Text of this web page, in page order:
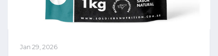
Jan 29, 2026